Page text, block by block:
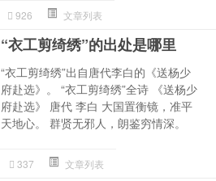
926 文章列表
“衣工剪绮绣”的出处是哪里
“衣工剪绮绣”出自唐代李白的《送杨少
府赴选》。 “衣工剪绮绣”全诗 《送杨少
府赴选》 唐代 李白 大国置衡镜，准平
天地心。 群贤无邪人，朗鉴穷情深。
337 文章列表